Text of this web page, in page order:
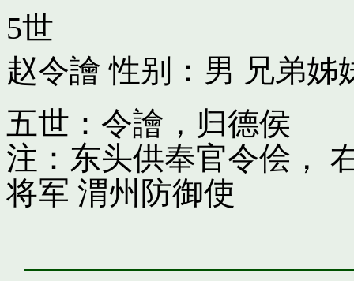
5世
赵令譮 性别：男 兄弟姊
五世：令譮，归德侯
注：东头供奉官令侩，
将军 渭州防御使